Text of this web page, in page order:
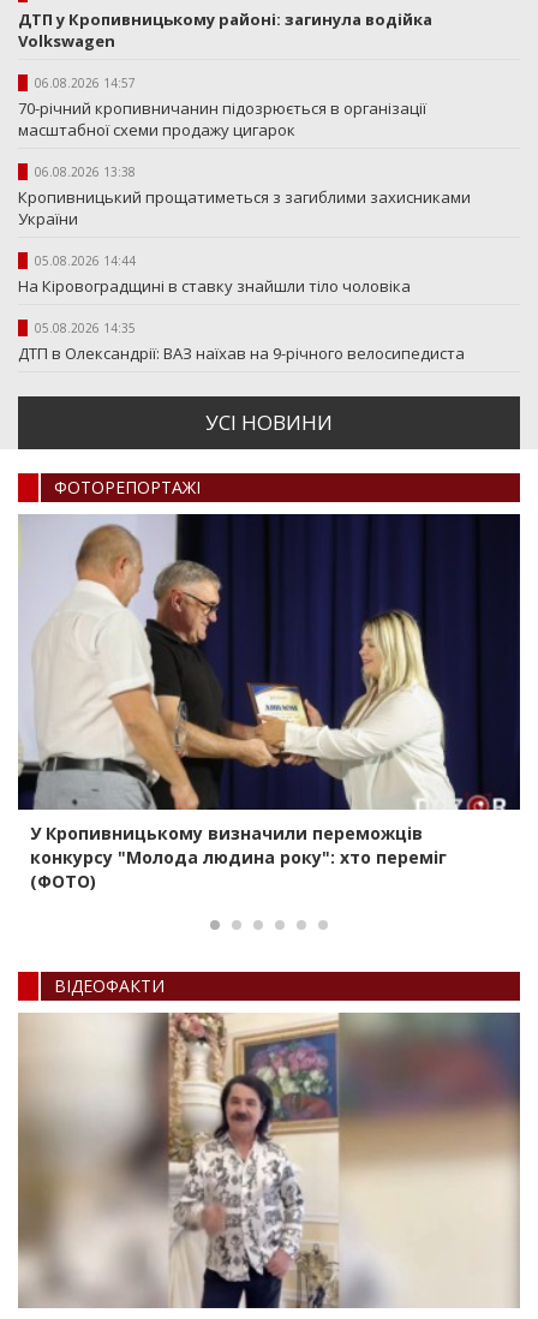
ДТП у Кропивницькому районі: загинула водійка
Volkswagen
06.08.2026 14:57
70-річний кропивничанин підозрюється в організації
масштабної схеми продажу цигарок
06.08.2026 13:38
Кропивницький прощатиметься з загиблими захисниками
України
05.08.2026 14:44
На Кіровоградщині в ставку знайшли тіло чоловіка
05.08.2026 14:35
ДТП в Олександрії: ВАЗ наїхав на 9-річного велосипедиста
УСI НОВИНИ
ФОТОРЕПОРТАЖI
У Кропивницькому визначили переможців
конкурсу "Молода людина року": хто переміг
(ФОТО)
ВIДЕОФАКТИ